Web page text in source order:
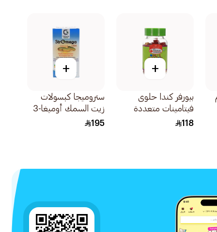
+
بيورفر كندا حلوى
فيتامينات متعددة
نباتية للأطفال 60قطعة
118
+
ستروميجا كبسولات
زيت السمك أوميغا-3
عالية التركيز 60كبسولة
195